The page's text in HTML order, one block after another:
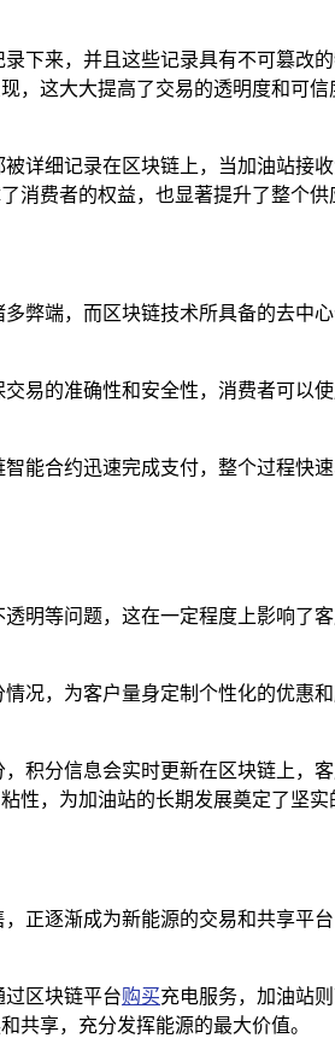
下来，并且这些记录具有不可篡改
，这大大提高了交易的透明度和可
详细记录在区块链上，当加油站接
费者的权益，也显著提升了整个供
弊端，而区块链技术所具备的去中
易的准确性和安全性，消费者可以
能合约迅速完成支付，整个过程快
明等问题，这在一定程度上影响了
况，为客户量身定制个性化的优惠
积分信息会实时更新在区块链上，
性，为加油站的长期发展奠定了坚实
正逐渐成为新能源的交易和共享平
区块链平台购买充电服务，加油站
共享，充分发挥能源的最大价值。